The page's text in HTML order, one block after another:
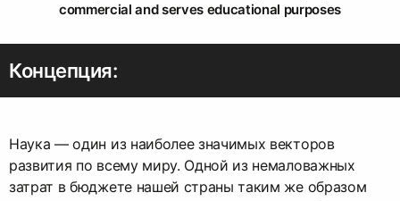
commercial and serves educational purposes
Концепция:
Наука — один из наиболее значимых векторов
развития по всему миру. Одной из немаловажных
затрат в бюджете нашей страны таким же образом